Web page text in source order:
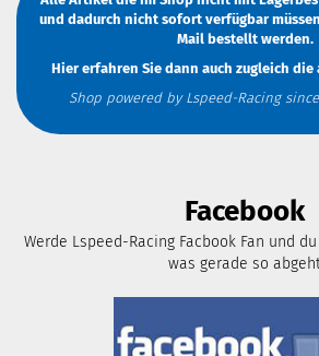
und dadurch nicht sofort verfügbar müssen
Mailbestellt werden.
Hier erfahren Sie dann auch zugleich
Shop powered by Lspeed-Racing since
Facebook
Werde Lspeed-Racing Facbook Fan und
was gerade so